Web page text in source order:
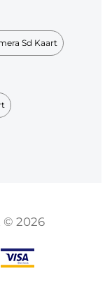
Sd Kaart
© 2026